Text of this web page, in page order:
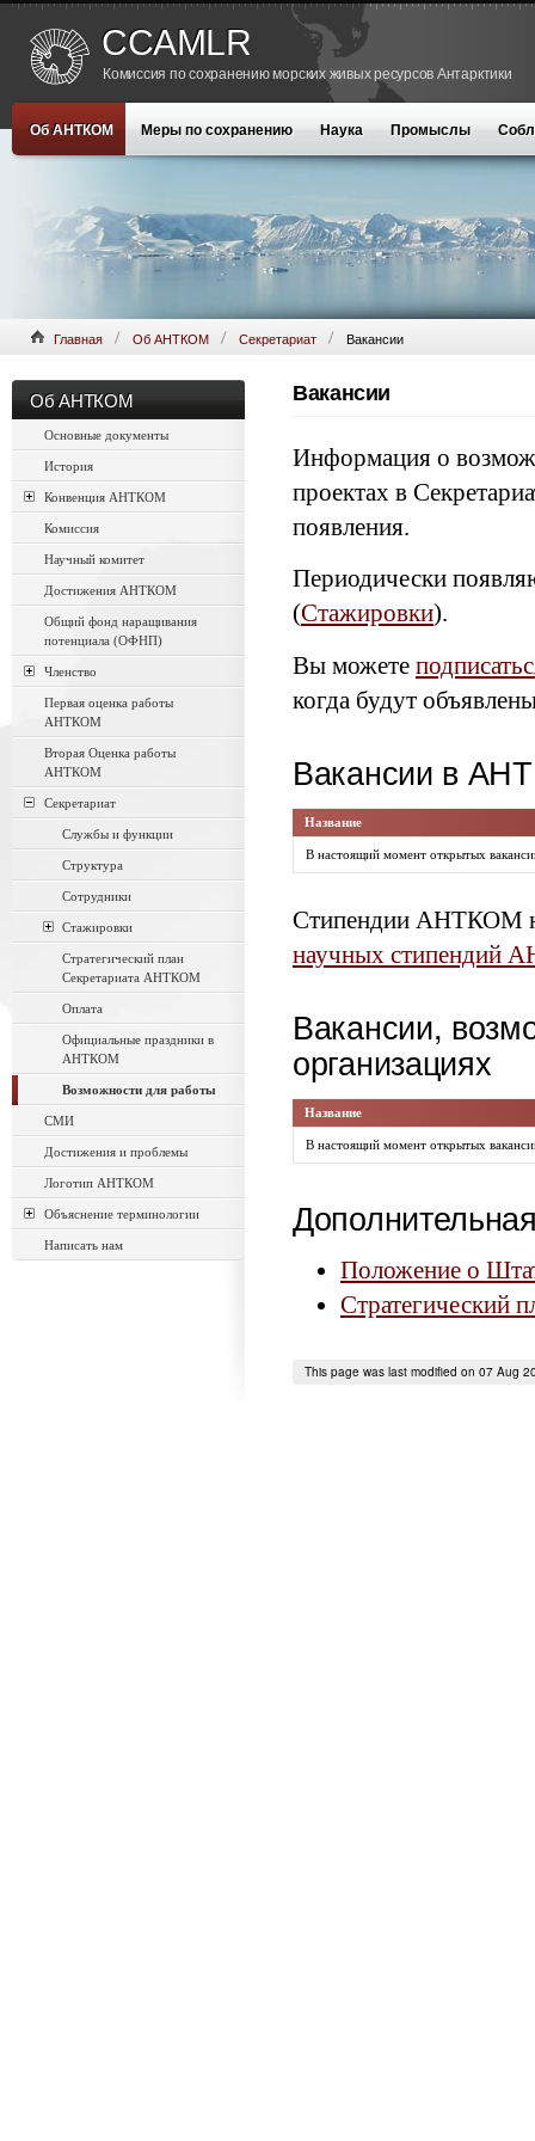
CCAMLR
Комиссия по сохранению морских живых ресурсов Антарктики
Об АНТКОМ Меры по сохранению Наука Промыслы
Главная Об АНТКОМ Секретариат Вакансии
Об АНТКОМ
Основные документы
История
Конвенция АНТКОМ
Комиссия
Научный комитет
Достижения АНТКОМ
Общий фонд наращивания
потенциала (ОФНП)
Членство
Первая оценка работы
АНТКОМ
Вторая Оценка работы
АНТКОМ
Секретариат
Службы и функции
Структура
Сотрудники
Стажировки
Стратегический план
Секретариата АНТКОМ
Оплата
Официальные праздники в
АНТКОМ
Возможности для работы
СМИ
Достижения и проблемы
Логотип АНТКОМ
Объяснение терминологии
Написать нам
Вакансии
Информация о
проектах в
появления.
Периодически
(Стажировки).
Вы можете
когда будут
Вакансии в
Название
В настоящий момент открытых
Стипендии АНТКОМ
научных стипендий
Вакансии,
организациях
Название
В настоящий момент открытых
Положение o
Стратегический
This page was last modified on 07 Aug